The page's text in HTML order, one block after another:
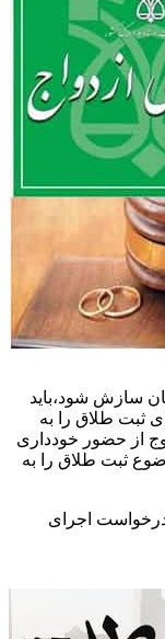
سازش شود،باید
ثبت طلاق را به
از حضور خودداری
ثبت طلاق را به
درخواست اجرای